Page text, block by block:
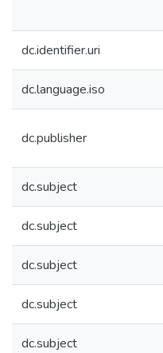
dc.identifier.uri
dc.language.iso
dc.publisher
dc.subject
dc.subject
dc.subject
dc.subject
dc.subject